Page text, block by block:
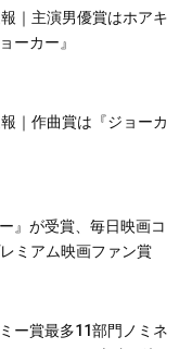
｜主演男優賞はホアキ
ーカー』
｜作曲賞は『ジョーカ
』が受賞、毎日映画コ
ミアム映画ファン賞
ー賞最多11部門ノミネ